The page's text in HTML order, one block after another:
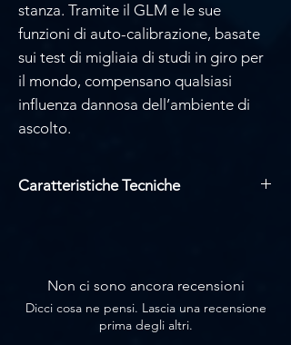
stanza. Tramite il GLM e le sue
funzioni di auto-calibrazione, basate
sui test di migliaia di studi in giro per
il mondo, compensano qualsiasi
influenza dannosa dell’ambiente di
ascolto.
Caratteristiche Tecniche
coassiali
Gamma di frequenza: 38 – 37.000 Hz
Non ci sono ancora recensioni
Dicci cosa ne pensi. Lascia una recensione
prima degli altri.